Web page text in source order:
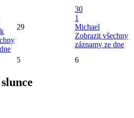
29
30
1
Michael
Zobrazit všechny
záznamy ze dne
5 6